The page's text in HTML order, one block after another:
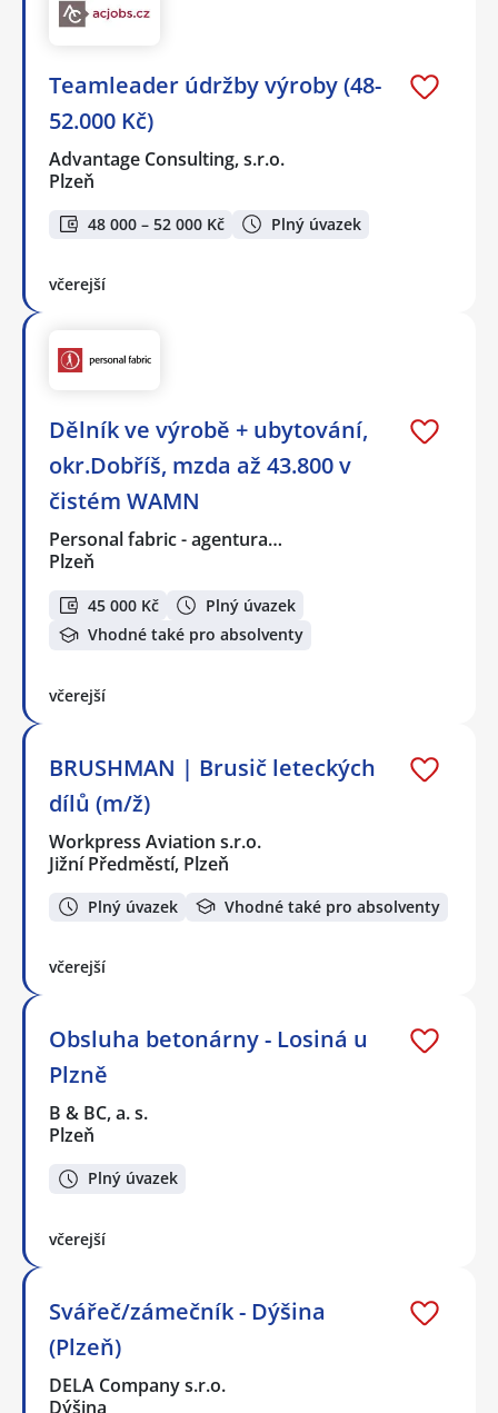
Teamleader údržby výroby (48-
52.000 Kč)
Advantage Consulting, s.r.o.
Plzeň
48 000 – 52 000 Kč Plný úvazek
včerejší
Dělník ve výrobě + ubytování,
okr.Dobříš, mzda až 43.800 v
čistém WAMN
Personal fabric - agentura…
Plzeň
45 000 Kč
Plný úvazek
Vhodné také pro absolventy
včerejší
BRUSHMAN | Brusič leteckých
dílů (m/ž)
Workpress Aviation s.r.o.
Jižní Předměstí, Plzeň
Plný úvazek Vhodné také pro absolventy
včerejší
Obsluha betonárny - Losiná u
Plzně
B & BC, a. s.
Plzeň
Plný úvazek
včerejší
Svářeč/zámečník - Dýšina
(Plzeň)
DELA Company s.r.o.
Dýšina